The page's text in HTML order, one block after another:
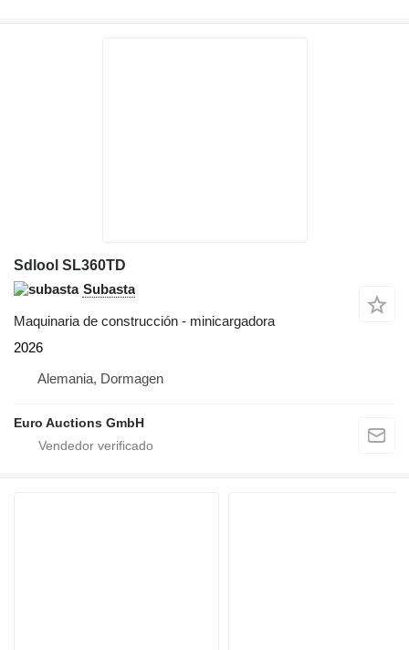
Sdlool SL360TD
Subasta
Maquinaria de construcción - minicargadora
2026
Alemania, Dormagen
Euro Auctions GmbH